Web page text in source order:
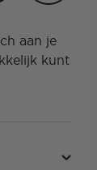
aan je
kunt